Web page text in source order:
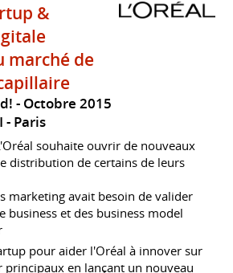
&
marché de
Octobre 2015
Paris
souhaite ouvrir de nouveaux
distribution de certains de leurs
marketing avait besoin de valider
business et des business model
pour aider l'Oréal à innover sur
principaux en lançant un nouveau